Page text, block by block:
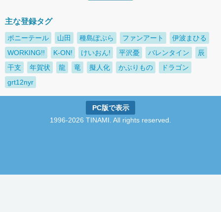
主な登録タグ
ポニーテール 山田 種島ぽぷら ファンアート
伊波まひる
WORKING!!
K-ON! けいおん! 平沢憂 バレンタイン
辰
干支
年賀状 龍 竜 擬人化 かぶりもの
ドラゴン
grt12nyr
PC版で表示
1996-2026 TINAMI. All rights reserved.